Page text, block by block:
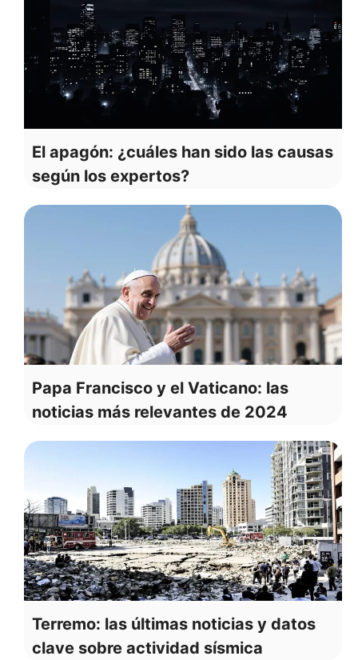
El apagón: ¿cuáles han sido las causas
según los expertos?
Papa Francisco y el Vaticano: las
noticias más relevantes de 2024
Terremo: las últimas noticias y datos
clave sobre actividad sísmica